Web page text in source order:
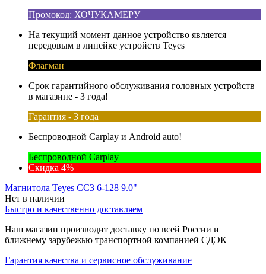
Промокод: ХОЧУКАМЕРУ
На текущий момент данное устройство является
передовым в линейке устройств Teyes
Флагман
Срок гарантийного обслуживания головных устройств
в магазине - 3 года!
Гарантия - 3 года
Беспроводной Carplay и Android auto!
Беспроводной Carplay
Скидка 4%
Магнитола Teyes CC3 6-128 9.0"
Нет в наличии
Быстро и качественно доставляем
Наш магазин производит доставку по всей России и
ближнему зарубежью транспортной компанией СДЭК
Гарантия качества и сервисное обслуживание